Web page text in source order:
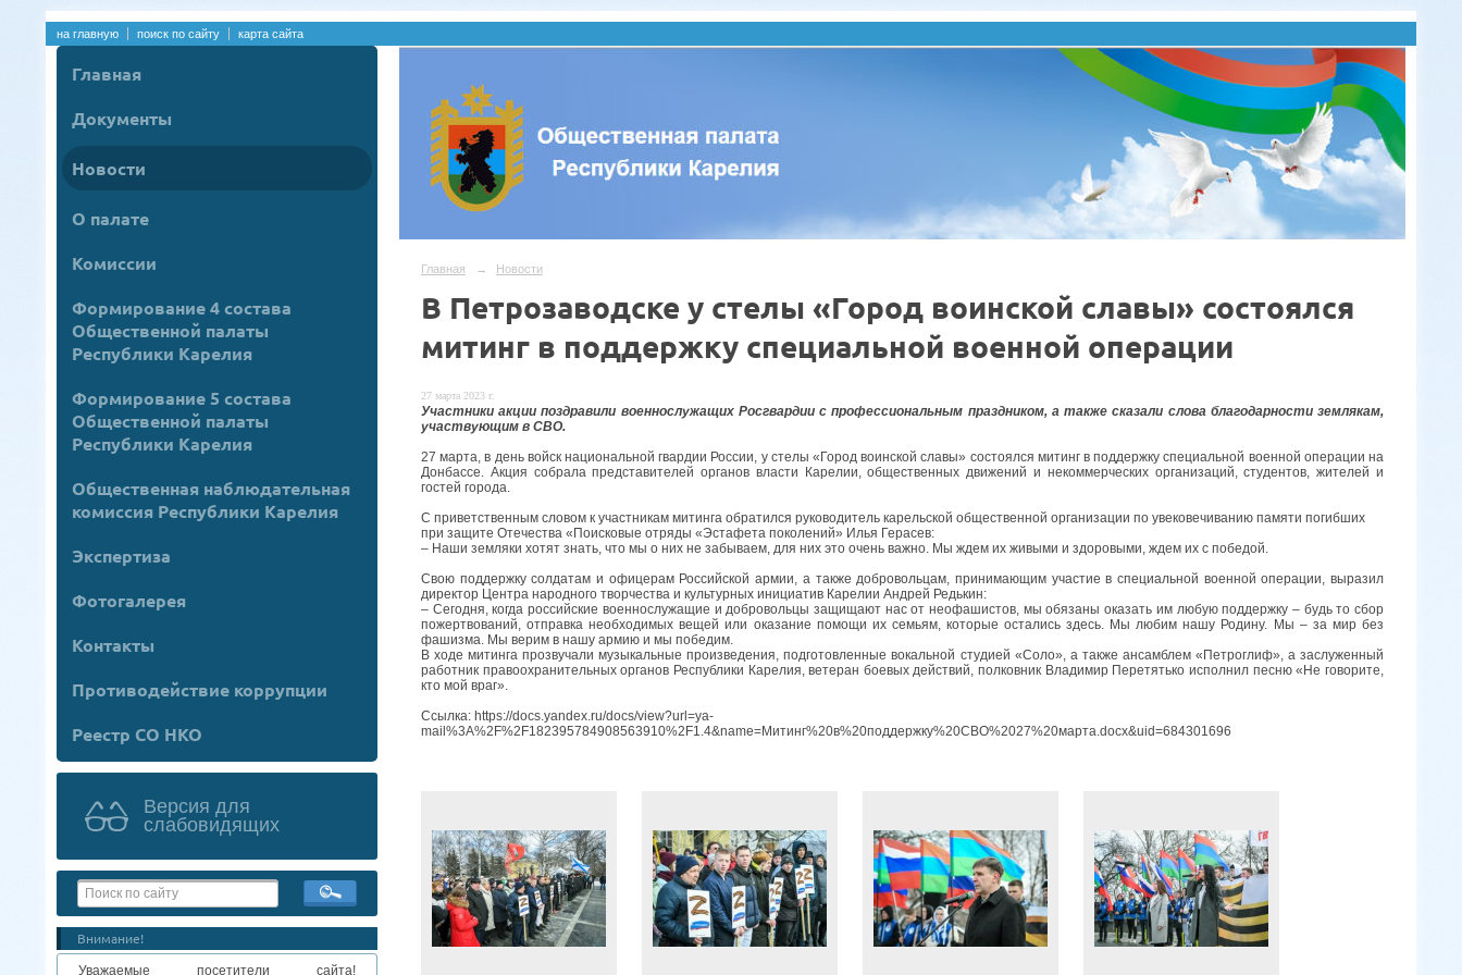
на главную поиск по сайту карта сайта
Главная
Документы
Новости
О палате
Комиссии
Формирование 4 состава
Общественной палаты
Республики Карелия
Формирование 5 состава
Общественной палаты
Республики Карелия
Общественная наблюдательная
комиссия Республики Карелия
Экспертиза
Фотогалерея
Контакты
Противодействие коррупции
Реестр СО НКО
Версия для
слабовидящих
Внимание!
Уважаемые посетители сайта!
Главная → Новости
В Петрозаводске у стелы «Город воинской славы» состоялся
митинг в поддержку специальной военной операции
27 марта 2023 г.
Участники акции поздравили военнослужащих Росгвардии с профессиональным праздником, а также сказали слова благодарности землякам,
участвующим в СВО.
27 марта, в день войск национальной гвардии России, у стелы «Город воинской славы» состоялся митинг в поддержку специальной военной операции на
Донбассе. Акция собрала представителей органов власти Карелии, общественных движений и некоммерческих организаций, студентов, жителей и
гостей города.
С приветственным словом к участникам митинга обратился руководитель карельской общественной организации по увековечиванию памяти погибших
при защите Отечества «Поисковые отряды «Эстафета поколений» Илья Герасев:
– Наши земляки хотят знать, что мы о них не забываем, для них это очень важно. Мы ждем их живыми и здоровыми, ждем их с победой.
Свою поддержку солдатам и офицерам Российской армии, а также добровольцам, принимающим участие в специальной военной операции, выразил
директор Центра народного творчества и культурных инициатив Карелии Андрей Редькин:
– Сегодня, когда российские военнослужащие и добровольцы защищают нас от неофашистов, мы обязаны оказать им любую поддержку – будь то сбор
пожертвований, отправка необходимых вещей или оказание помощи их семьям, которые остались здесь. Мы любим нашу Родину. Мы – за мир без
фашизма. Мы верим в нашу армию и мы победим.
В ходе митинга прозвучали музыкальные произведения, подготовленные вокальной студией «Соло», а также ансамблем «Петроглиф», а заслуженный
работник правоохранительных органов Республики Карелия, ветеран боевых действий, полковник Владимир Перетятько исполнил песню «Не говорите,
кто мой враг».
Ссылка: https://docs.yandex.ru/docs/view?url=ya-
mail%3A%2F%2F182395784908563910%2F1.4&name=Митинг%20в%20поддержку%20СВО%2027%20марта.docx&uid=684301696